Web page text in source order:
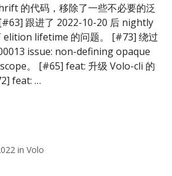
的代码，移除了一些不必要的泛
跟进了 2022-10-20 后 nightly
elition lifetime 的问题。 [#73] 绕过
issue: non-defining opaque
。 [#65] feat: 升级 Volo-cli 的
feat: …
in Volo